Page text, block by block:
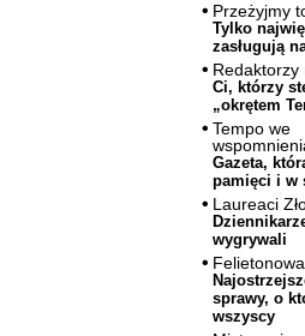
Przeżyjmy
Tylko
zasługują
Redaktorzy
Ci, którzy
„okrętem
Tempo we
Gazeta,
pamięci i w
Laureaci
wygrywali
sprawy, o
wszyscy